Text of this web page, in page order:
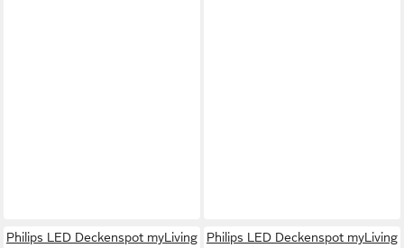
Philips LED Deckenspot myLiving
Philips LED Deckenspot myLiving